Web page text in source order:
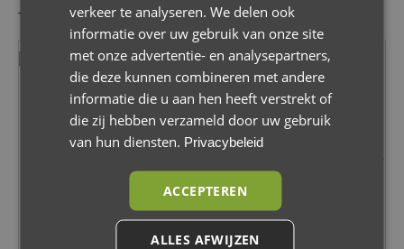
Toont alle 4 resultaten
XQC – Nuna Demi
Veiligheidsbeugel –
Cognac
XQC – Nuna Demi
Duwstang &
Veiligheidsbeugel –
Zwart
verkeer te analyseren. We delen ook
informatie over uw gebruik van onze site
met onze advertentie- en analysepartners,
die deze kunnen combineren met andere
informatie die u aan hen heeft verstrekt of
die zij hebben verzameld door uw gebruik
van hun diensten. Privacybeleid
ACCEPTEREN
ALLES AFWIJZEN